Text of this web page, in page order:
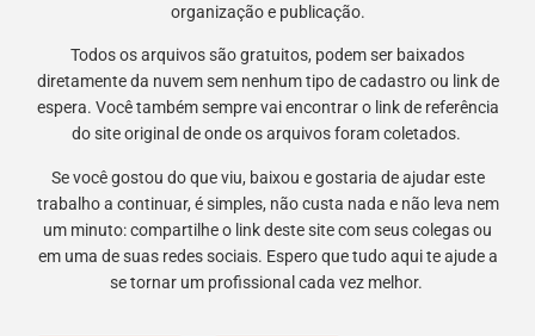
organização e publicação.
Todos os arquivos são gratuitos, podem ser baixados
diretamente da nuvem sem nenhum tipo de cadastro ou link de
espera. Você também sempre vai encontrar o link de referência
do site original de onde os arquivos foram coletados.
Se você gostou do que viu, baixou e gostaria de ajudar este
trabalho a continuar, é simples, não custa nada e não leva nem
um minuto: compartilhe o link deste site com seus colegas ou
em uma de suas redes sociais. Espero que tudo aqui te ajude a
se tornar um profissional cada vez melhor.